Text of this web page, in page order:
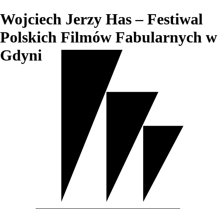
Wojciech Jerzy Has – Festiwal
Polskich Filmów Fabularnych w
Gdyni